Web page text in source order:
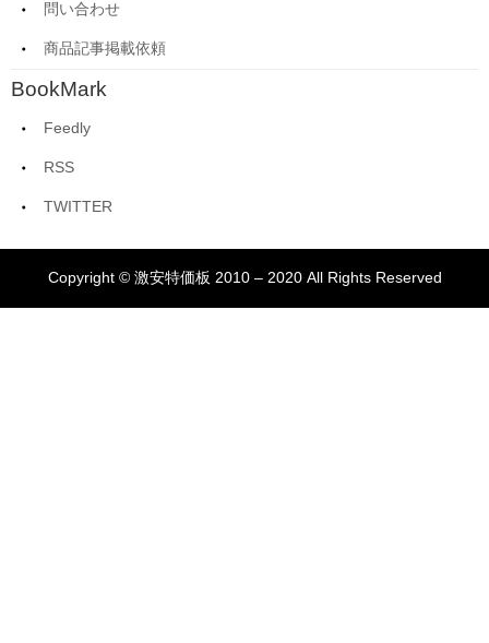
問い合わせ
商品記事掲載依頼
BookMark
Feedly
RSS
TWITTER
Copyright © 激安特価板 2010 – 2020 All Rights Reserved